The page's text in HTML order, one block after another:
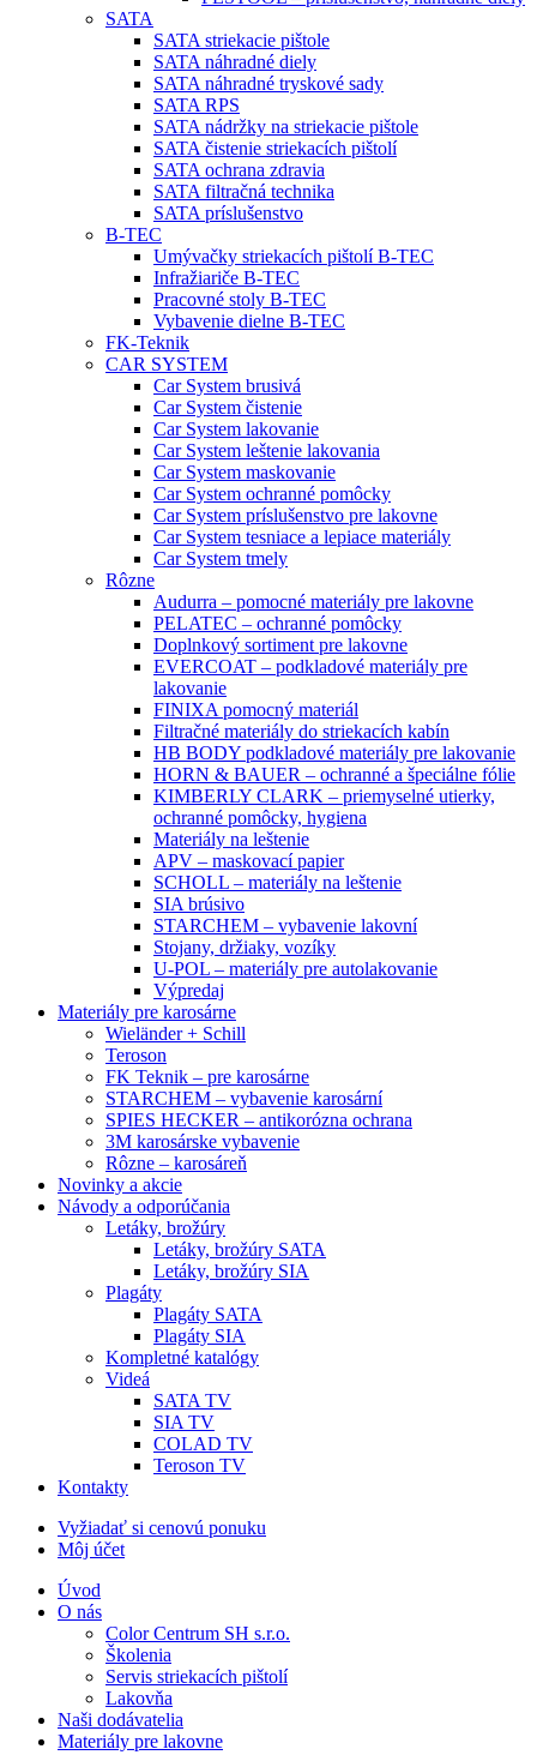
SATA
SATA striekacie pištole
SATA náhradné diely
SATA náhradné tryskové sady
SATA RPS
SATA nádržky na striekacie pištole
SATA čistenie striekacích pištolí
SATA ochrana zdravia
SATA filtračná technika
SATA príslušenstvo
B-TEC
Umývačky striekacích pištolí B-TEC
Infražiariče B-TEC
Pracovné stoly B-TEC
Vybavenie dielne B-TEC
FK-Teknik
CAR SYSTEM
Car System brusivá
Car System čistenie
Car System lakovanie
Car System leštenie lakovania
Car System maskovanie
Car System ochranné pomôcky
Car System príslušenstvo pre lakovne
Car System tesniace a lepiace materiály
Car System tmely
Rôzne
Audurra – pomocné materiály pre lakovne
PELATEC – ochranné pomôcky
Doplnkový sortiment pre lakovne
EVERCOAT – podkladové materiály pre
lakovanie
FINIXA pomocný materiál
Filtračné materiály do striekacích kabín
HB BODY podkladové materiály pre lakovanie
HORN & BAUER – ochranné a špeciálne fólie
KIMBERLY CLARK – priemyselné utierky,
ochranné pomôcky, hygiena
Materiály na leštenie
APV – maskovací papier
SCHOLL – materiály na leštenie
SIA brúsivo
STARCHEM – vybavenie lakovní
Stojany, držiaky, vozíky
U-POL – materiály pre autolakovanie
Výpredaj
Materiály pre karosárne
Wieländer + Schill
Teroson
FK Teknik – pre karosárne
STARCHEM – vybavenie karosární
SPIES HECKER – antikorózna ochrana
3M karosárske vybavenie
Rôzne – karosáreň
Novinky a akcie
Návody a odporúčania
Letáky, brožúry
Letáky, brožúry SATA
Letáky, brožúry SIA
Plagáty
Plagáty SATA
Plagáty SIA
Kompletné katalógy
Videá
SATA TV
SIA TV
COLAD TV
Teroson TV
Kontakty
Vyžiadať si cenovú ponuku
Môj účet
Úvod
O nás
Color Centrum SH s.r.o.
Školenia
Servis striekacích pištolí
Lakovňa
Naši dodávatelia
Materiály pre lakovne